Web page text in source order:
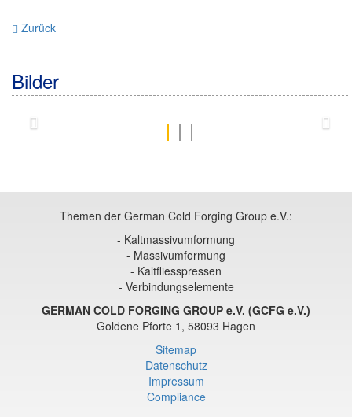
Zurück
Bilder
Themen der German Cold Forging Group e.V.:
- Kaltmassivumformung
- Massivumformung
- Kaltfliesspressen
- Verbindungselemente
GERMAN COLD FORGING GROUP e.V. (GCFG e.V.)
Goldene Pforte 1, 58093 Hagen
Sitemap
Datenschutz
Impressum
Compliance